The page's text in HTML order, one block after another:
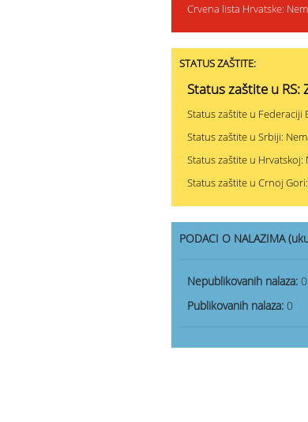
Crvena lista Hrvatske:
STATUS ZAŠTITE:
Status zaštite u RS:
Status zaštite u Federaciji
Status zaštite u Srbiji:
Status zaštite u Hrvatskoj:
Status zaštite u Crnoj
PODACI O NALAZIMA
Nepublikovanih nalaza: 0
Publikovanih nalaza: 0